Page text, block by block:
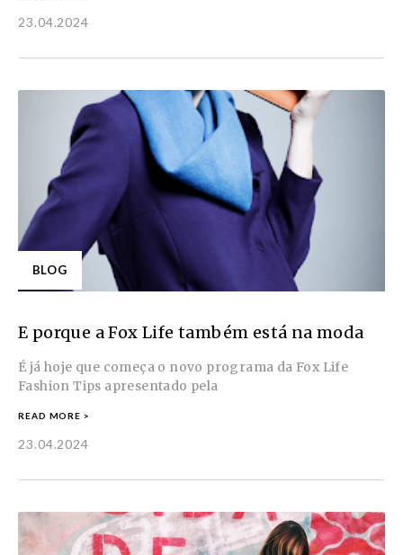
23.04.2024
BLOG
E porque a Fox Life também está na moda
É já hoje que começa o novo programa da Fox Life
Fashion Tips apresentado pela
READ MORE >
23.04.2024